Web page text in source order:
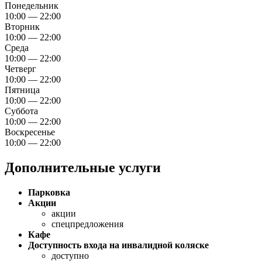
Понедельник
10:00 — 22:00
Вторник
10:00 — 22:00
Среда
10:00 — 22:00
Четверг
10:00 — 22:00
Пятница
10:00 — 22:00
Суббота
10:00 — 22:00
Воскресенье
10:00 — 22:00
Дополнительные услуги
Парковка
Акции
акции
спецпредложения
Кафе
Доступность входа на инвалидной коляске
доступно